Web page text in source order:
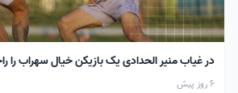
در غیاب منیر الحدادی یک بازیکن خیال سهراب
6 روز پیش